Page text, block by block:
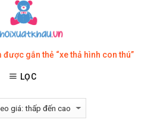
được gắn thẻ “xe thả hình con thú”
LỌC